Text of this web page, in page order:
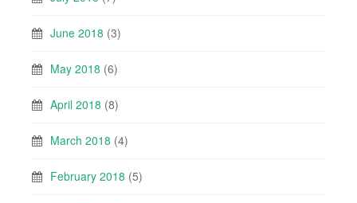
June 2018 (3)
May 2018 (6)
April 2018 (8)
March 2018 (4)
February 2018 (5)